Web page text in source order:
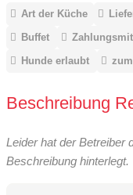
Art der Küche
Buffet
Hunde erlaubt
Beschreibung
Leider hat der Betreiber
Beschreibung hinterlegt.